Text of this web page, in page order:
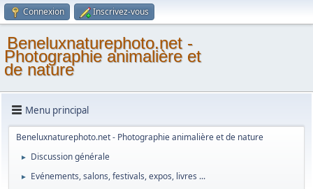
Connexion Inscrivez-vous
Beneluxnaturephoto.net -
Photographie animalière et
de nature
Menu principal
Beneluxnaturephoto.net - Photographie animalière et de nature
► Discussion générale
► Evénements, salons, festivals, expos, livres ...